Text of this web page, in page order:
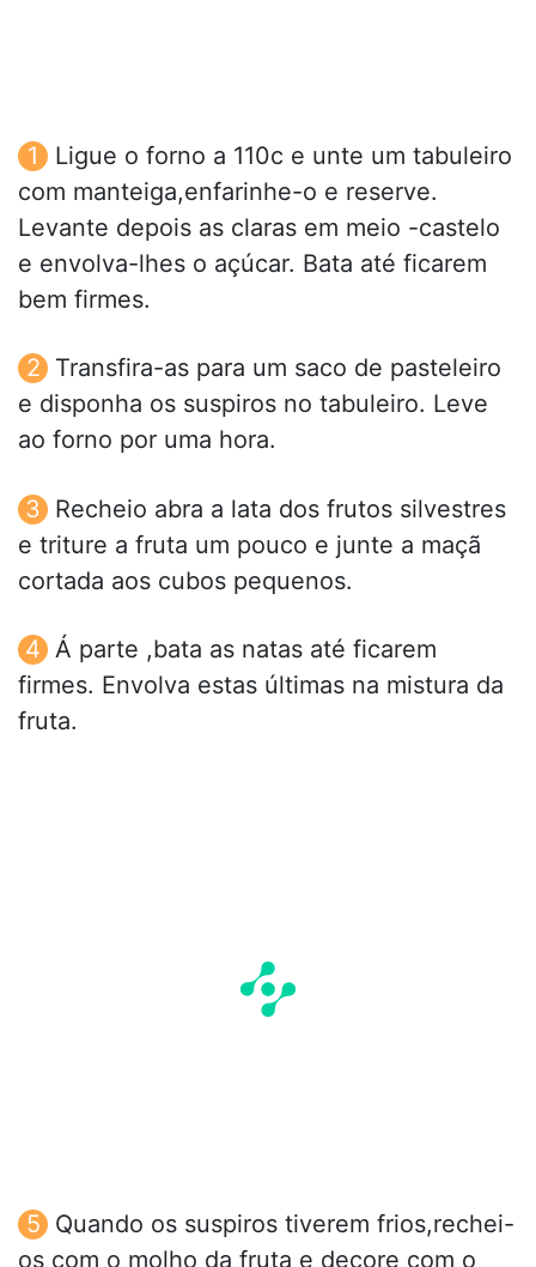
Ligue o forno a 110c e unte um tabuleiro
com manteiga,enfarinhe-o e reserve.
Levante depois as claras em meio -castelo
e envolva-lhes o açúcar. Bata até ficarem
bem firmes.
Transfira-as para um saco de pasteleiro
e disponha os suspiros no tabuleiro. Leve
ao forno por uma hora.
Recheio abra a lata dos frutos silvestres
e triture a fruta um pouco e junte a maçã
cortada aos cubos pequenos.
Á parte ,bata as natas até ficarem
firmes. Envolva estas últimas na mistura da
fruta.
Quando os suspiros tiverem frios,rechei-
os com o molho da fruta e decore com o